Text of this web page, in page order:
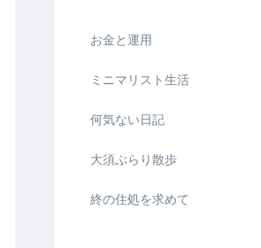
お金と運用
ミニマリスト生活
何気ない日記
大須ぶらり散歩
終の住処を求めて